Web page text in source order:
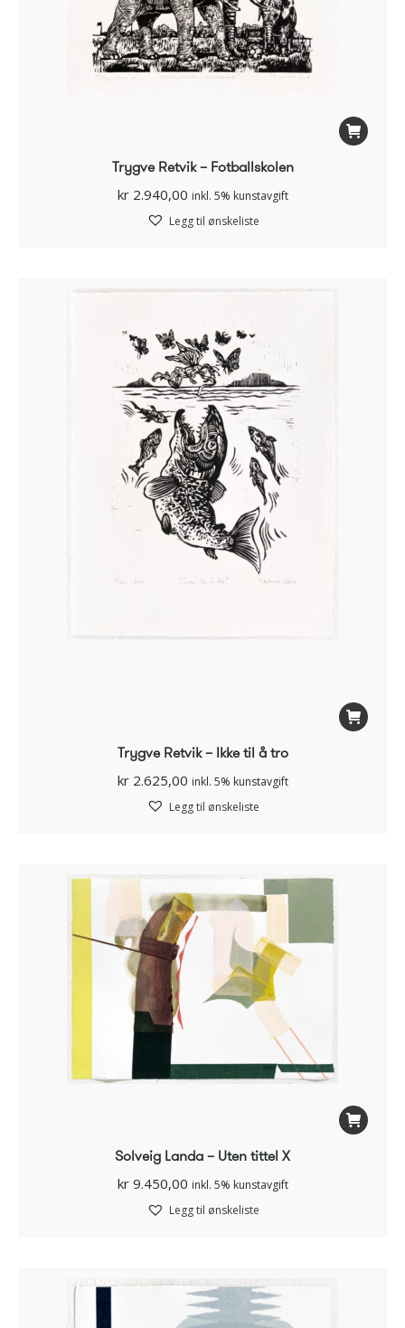
Trygve Retvik – Fotballskolen
kr2.940,00 inkl. 5% kunstavgift
Legg til ønskeliste
Trygve Retvik – Ikke til å tro
kr2.625,00 inkl. 5% kunstavgift
Legg til ønskeliste
Solveig Landa – Uten tittel X
kr9.450,00 inkl. 5% kunstavgift
Legg til ønskeliste